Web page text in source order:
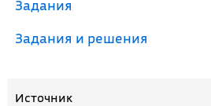
Задания
Задания и решения
Источник